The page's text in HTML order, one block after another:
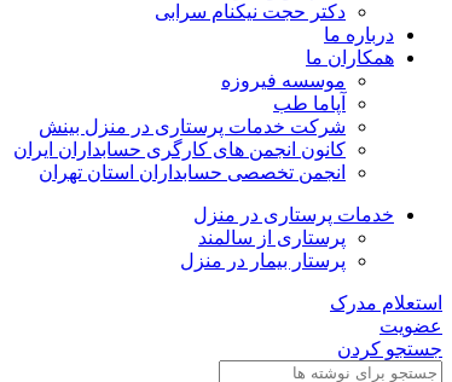
دکتر حجت نیکنام سرابی
درباره ما
همکاران ما
موسسه فیروزه
آپاما طب
شرکت خدمات پرستاری در منزل بینش
کانون انجمن های کارگری حسابداران ایران
انجمن تخصصی حسابداران استان تهران
خدمات پرستاری در منزل
پرستاری از سالمند
پرستار بیمار در منزل
استعلام مدرک
عضویت
جستجو کردن